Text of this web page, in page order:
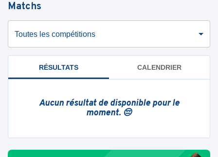
Matchs
Toutes les compétitions
RÉSULTATS CALENDRIER
Aucun résultat de disponible pour le
moment. 😔